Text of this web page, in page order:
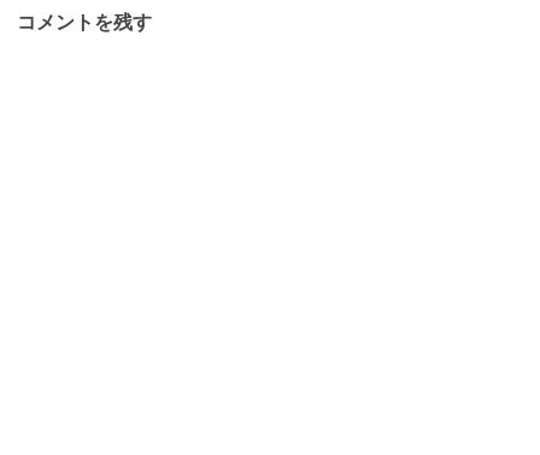
コメントを残す